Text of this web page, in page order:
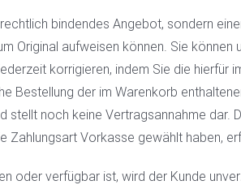
bindendes Angebot, sondern
Original aufweisen können. Sie
korrigieren, indem Sie die
Bestellung der im Warenkorb
stellt noch keine Vertragsannahme
Zahlungsart Vorkasse gewählt haben,
oder verfügbar ist, wird der Kunde